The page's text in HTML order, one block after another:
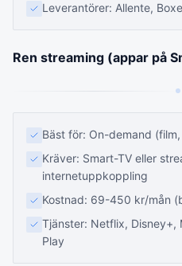
Leverantörer: Allente,
Ren streaming (appar på
Bäst för: On-demand
Kräver: Smart-TV eller
internetuppkoppling
Kostnad: 69-450 kr/mån
Tjänster: Netflix, Disney+,
Play